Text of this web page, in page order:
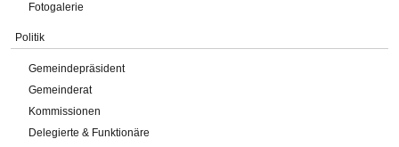
Fotogalerie
Politik
Gemeindepräsident
Gemeinderat
Kommissionen
Delegierte & Funktionäre